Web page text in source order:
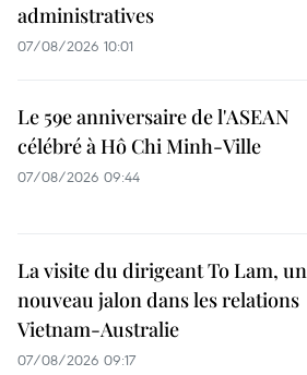
administratives
07/08/2026 10:01
Le 59e anniversaire de l'ASEAN
célébré à Hô Chi Minh-Ville
07/08/2026 09:44
La visite du dirigeant To Lam, un
nouveau jalon dans les relations
Vietnam-Australie
07/08/2026 09:17